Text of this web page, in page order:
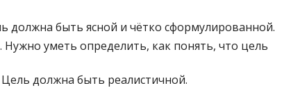
должна быть ясной и чётко сформулированной.
уметь определить, как понять, что цель
должна быть реалистичной.